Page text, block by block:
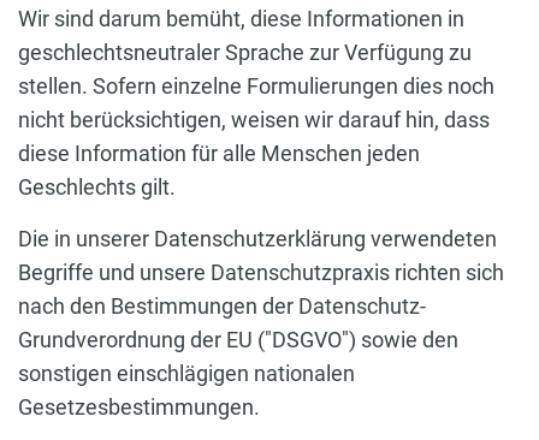
Wir sind darum bemüht, diese Informationen in
geschlechtsneutraler Sprache zur Verfügung zu
stellen. Sofern einzelne Formulierungen dies noch
nicht berücksichtigen, weisen wir darauf hin, dass
diese Information für alle Menschen jeden
Geschlechts gilt.
Die in unserer Datenschutzerklärung verwendeten
Begriffe und unsere Datenschutzpraxis richten sich
nach den Bestimmungen der Datenschutz-
Grundverordnung der EU ("DSGVO") sowie den
sonstigen einschlägigen nationalen
Gesetzesbestimmungen.